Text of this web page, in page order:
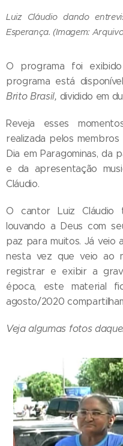
Luiz Cláudio dando
Esperança. (Imagem:
O programa foi
programa está
Brito Brasil, dividido em
Reveja esses
realizada pelos
Dia em Paragominas, da
e da apresentação
Cláudio.
O cantor Luiz Cláudio
louvando a Deus com
paz para muitos. Já veio
nesta vez que veio ao
registrar e exibir a
época, este material
agosto/2020
Veja algumas fotos